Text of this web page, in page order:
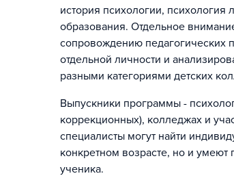
история психологии, психология
образования. Отдельное
сопровождению педагогических
отдельной личности и
разными категориями детских
Выпускники программы -
коррекционных), колледжах и
специалисты могут найти
конкретном возрасте, но и умеют
ученика.